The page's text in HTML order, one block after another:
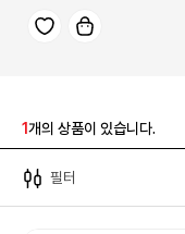
1개의 상품이 있습니다.
필터